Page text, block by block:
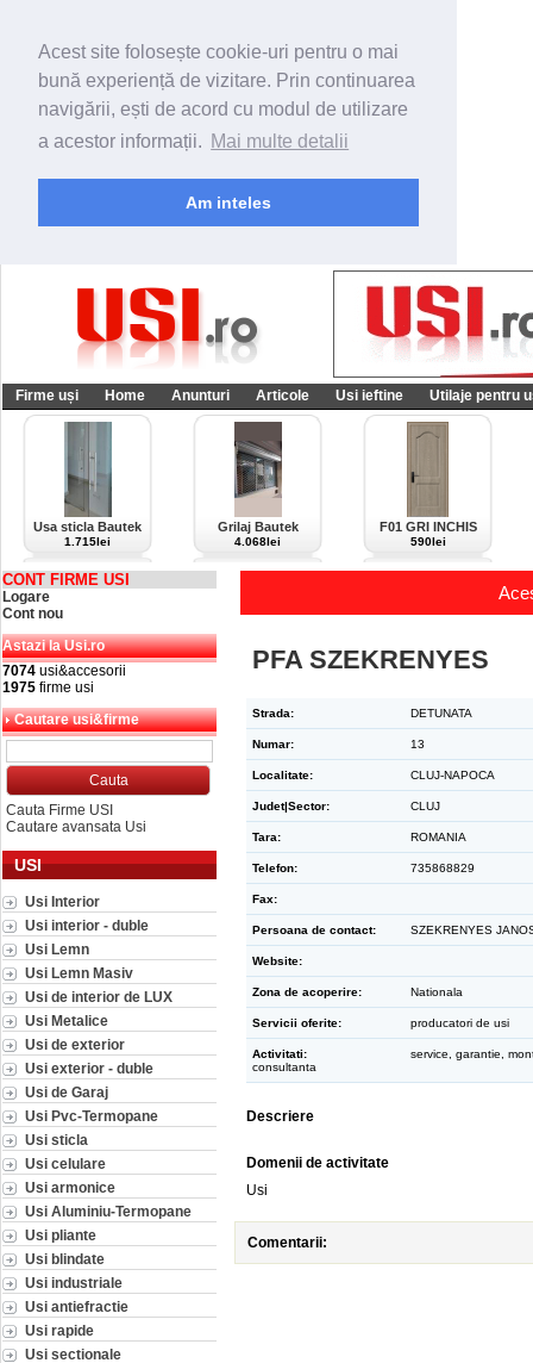
Acest site folosește cookie-uri pentru o mai
bună experiență de vizitare. Prin continuarea
navigării, ești de acord cu modul de utilizare
a acestor informații. Mai multe detalii
Am inteles
Firme uși Home Anunturi Articole Usi ieftine Utilaje pentru
Usa sticla Bautek
1.715lei
Grilaj Bautek
4.068lei
F01 GRI INCHIS
590lei
CONT FIRME USI
Logare
Cont nou
Astazi la Usi.ro
7074 usi&accesorii
1975 firme usi
Cautare usi&firme
Cauta Firme USI
Cautare avansata Usi
USI
Usi Interior
Usi interior - duble
Usi Lemn
Usi Lemn Masiv
Usi de interior de LUX
Usi Metalice
Usi de exterior
Usi exterior - duble
Usi de Garaj
Usi Pvc-Termopane
Usi sticla
Usi celulare
Usi armonice
Usi Aluminiu-Termopane
Usi pliante
Usi blindate
Usi industriale
Usi antiefractie
Usi rapide
Usi sectionale
PFA SZEKRENYES
Strada: DETUNATA
Numar: 13
Localitate: CLUJ-NAPOCA
Judet|Sector: CLUJ
Tara: ROMANIA
Telefon: 735868829
Fax:
Persoana de contact: SZEKRENYES
Website:
Zona de acoperire: Nationala
Servicii oferite: producatori de usi
Activitati:
service, garantie,
consultanta
Descriere
Domenii de activitate
Usi
Comentarii: